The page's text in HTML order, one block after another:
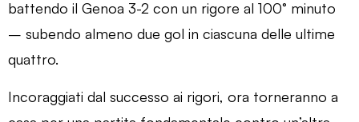
battendo il Genoa 3-2 con un rigore al 100° minuto
– subendo almeno due gol in ciascuna delle ultime
quattro.
Incoraggiati dal successo ai rigori, ora torneranno a